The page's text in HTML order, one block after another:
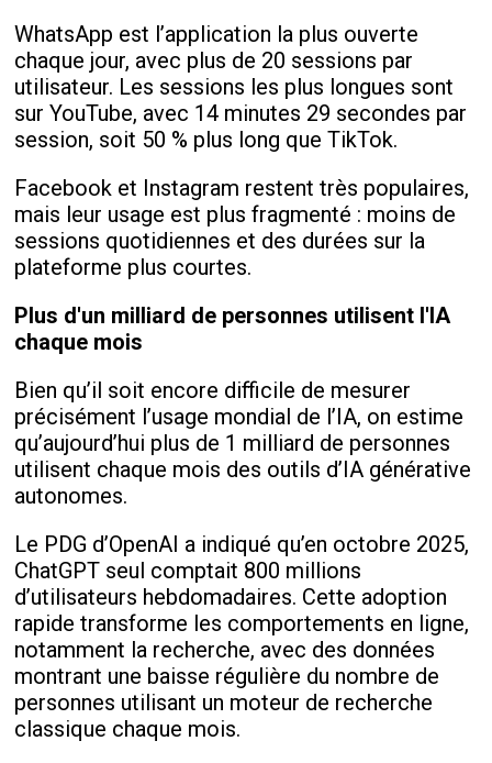
WhatsApp est l’application la plus ouverte
chaque jour, avec plus de 20 sessions par
utilisateur. Les sessions les plus longues sont
sur YouTube, avec 14 minutes 29 secondes par
session, soit 50 % plus long que TikTok.
Facebook et Instagram restent très populaires,
mais leur usage est plus fragmenté : moins de
sessions quotidiennes et des durées sur la
plateforme plus courtes.
Plus d'un milliard de personnes utilisent l'IA
chaque mois
Bien qu’il soit encore difficile de mesurer
précisément l’usage mondial de l’IA, on estime
qu’aujourd’hui plus de 1 milliard de personnes
utilisent chaque mois des outils d’IA générative
autonomes.
Le PDG d’OpenAI a indiqué qu’en octobre 2025,
ChatGPT seul comptait 800 millions
d’utilisateurs hebdomadaires. Cette adoption
rapide transforme les comportements en ligne,
notamment la recherche, avec des données
montrant une baisse régulière du nombre de
personnes utilisant un moteur de recherche
classique chaque mois.